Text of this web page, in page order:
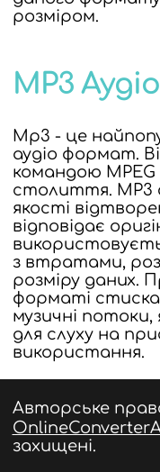
розміром.
MP3
Mp3 - це
аудіо формат.
командою
столиття. MP3
якості
відповідає
з втратами,
розміру даних.
форматі
музичні потоки,
для слуху на
використання.
Авторське
захищені.